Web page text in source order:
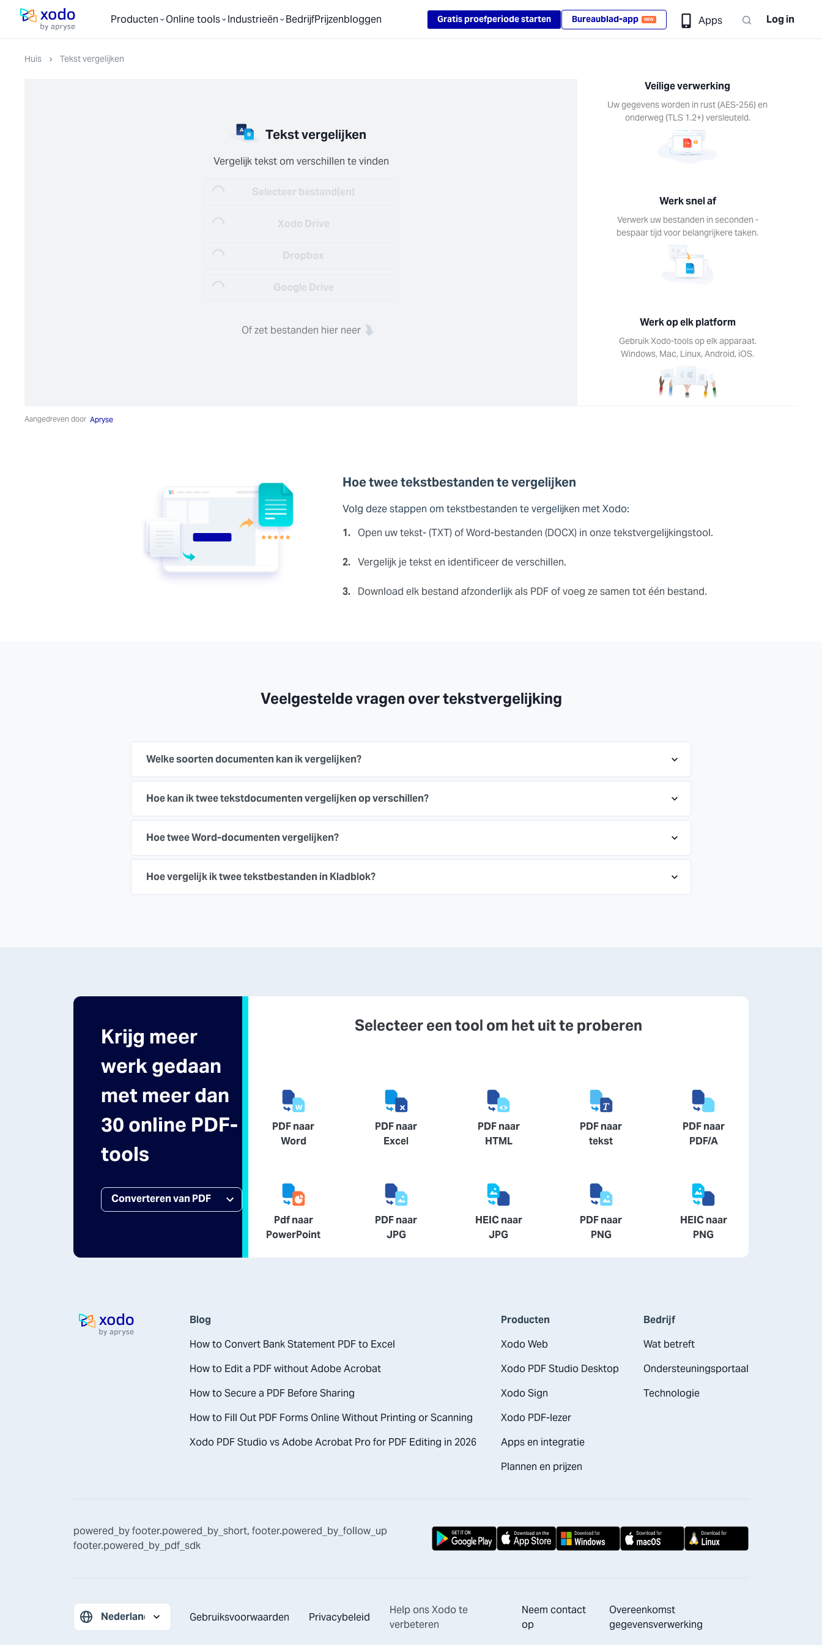
Loading...
Startpagina Producten Online tools Industrieën BedrijfPrijzenbloggen Gratis proefperiode starten Bureaublad-app NEW Apps Log in
Huis Tekst vergelijken
Tekst vergelijken
Vergelijk tekst om verschillen te vinden
Loading...Selecteer bestand(en)
Loading... Xodo Drive
Loading... Dropbox
Loading... Google Drive
Of zet bestanden hier neer
Veilige verwerking
Uw gegevens worden in rust (AES-256) en
onderweg (TLS 1.2+) versleuteld.
Werk snel af
Verwerk uw bestanden in seconden -
bespaar tijd voor belangrijkere taken.
Werk op elk platform
Gebruik Xodo-tools op elk apparaat.
Windows, Mac, Linux, Android, iOS.
Aangedreven door Apryse
Hoe twee tekstbestanden te vergelijken
Volg deze stappen om tekstbestanden te vergelijken met Xodo:
1.
Open uw tekst- (TXT) of Word-bestanden (DOCX) in onze tekstvergelijkingstool.
2. Vergelijk je tekst en identificeer de verschillen.
3. Download elk bestand afzonderlijk als PDF of voeg ze samen tot één bestand.
Veelgestelde vragen over tekstvergelijking
Welke soorten documenten kan ik vergelijken?
Hoe kan ik twee tekstdocumenten vergelijken op verschillen?
Hoe twee Word-documenten vergelijken?
Hoe vergelijk ik twee tekstbestanden in Kladblok?
Krijg meer
werk gedaan
met meer dan
30 online PDF-
tools
Selecteer een tool om het uit te proberen
PDF naar
Word
PDF naar
Excel
PDF naar
HTML
PDF naar
tekst
PDF naar
PDF/A
Pdf naar
PowerPoint
PDF naar
JPG
HEIC naar
JPG
PDF naar
PNG
HEIC naar
PNG
Startpagina
Blog
How to Convert Bank Statement PDF to Excel
How to Edit a PDF without Adobe Acrobat
How to Secure a PDF Before Sharing
How to Fill Out PDF Forms Online Without Printing or Scanning
Xodo PDF Studio vs Adobe Acrobat Pro for PDF Editing in 2026
Producten
Xodo Web
Xodo PDF Studio Desktop
Xodo Sign
Xodo PDF-lezer
Apps en integratie
Plannen en prijzen
Bedrijf
Wat betreft
Ondersteuningsportaal
Technologie
powered_byfooter.powered_by_short, footer.powered_by_follow_up
footer.powered_by_pdf_sdk
Gebruiksvoorwaarden Privacybeleid
Help ons Xodo te
verbeteren
Neem contact
op
Overeenkomst
gegevensverwerking